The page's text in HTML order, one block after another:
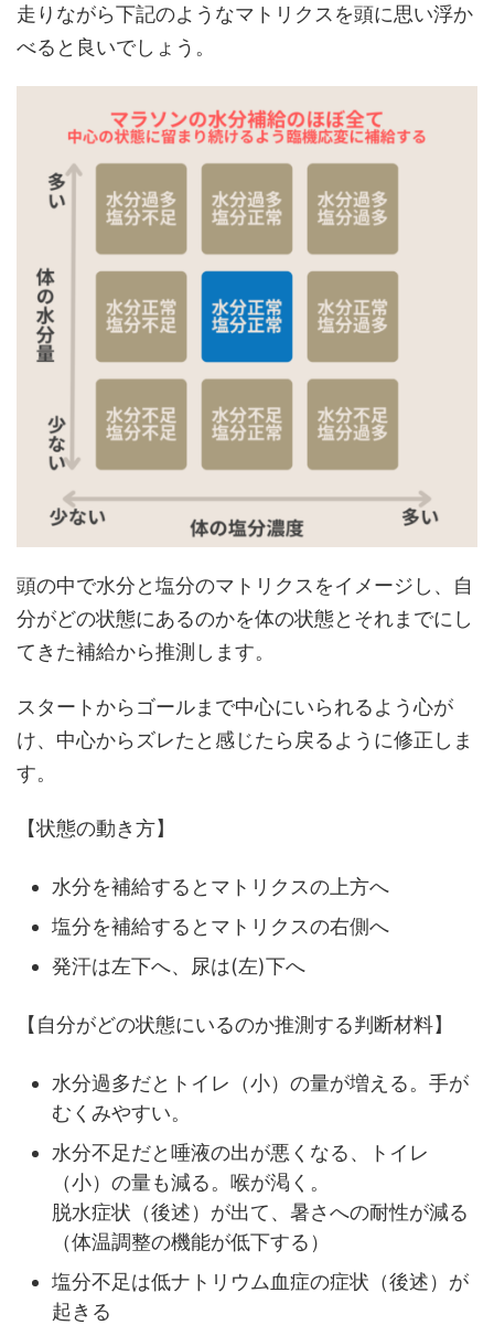
走りながら下記のようなマトリクスを頭に思い浮か
べると良いでしょう。
頭の中で水分と塩分のマトリクスをイメージし、自
分がどの状態にあるのかを体の状態とそれまでにし
てきた補給から推測します。
スタートからゴールまで中心にいられるよう心が
け、中心からズレたと感じたら戻るように修正しま
す。
【状態の動き方】
水分を補給するとマトリクスの上方へ
塩分を補給するとマトリクスの右側へ
発汗は左下へ、尿は(左)下へ
【自分がどの状態にいるのか推測する判断材料】
水分過多だとトイレ（小）の量が増える。手が
むくみやすい。
水分不足だと唾液の出が悪くなる、トイレ
（小）の量も減る。喉が渇く。
脱水症状（後述）が出て、暑さへの耐性が減る
（体温調整の機能が低下する）
塩分不足は低ナトリウム血症の症状（後述）が
起きる